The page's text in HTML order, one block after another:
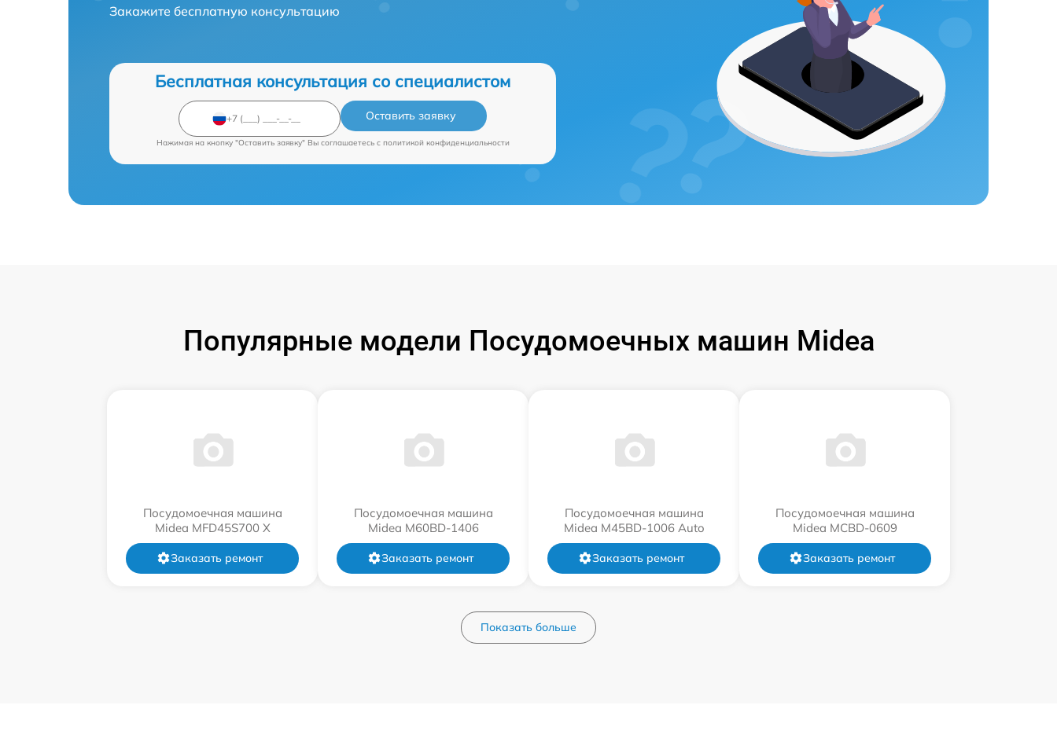
Закажите бесплатную консультацию
Бесплатная консультация со специалистом
Оставить заявку
Нажимая на кнопку "Оставить заявку" Вы соглашаетесь c политикой конфиденциальности
Популярные модели Посудомоечных машин Midea
Посудомоечная машина
Midea MFD45S700 X
Заказать ремонт
Посудомоечная машина
Midea M60BD-1406
Заказать ремонт
Посудомоечная машина
Midea M45BD-1006 Auto
Заказать ремонт
Посудомоечная машина
Midea MCBD-0609
Заказать ремонт
Показать больше